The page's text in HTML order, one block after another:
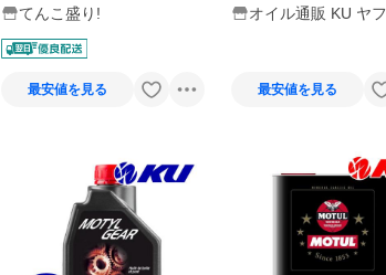
てんこ盛り!
最安値を見る
オイル通販 KU ヤ
最安値を見る